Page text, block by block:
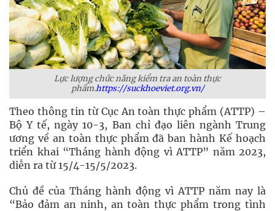
Lực lượng chức năng kiểm tra an toàn thực
phẩm.https://suckhoeviet.org.vn/
Theo thông tin từ Cục An toàn thực phẩm (ATTP) –
Bộ Y tế, ngày 10-3, Ban chỉ đạo liên ngành Trung
ương về an toàn thực phẩm đã ban hành Kế hoạch
triển khai “Tháng hành động vì ATTP” năm 2023,
diễn ra từ 15/4-15/5/2023.
Chủ đề của Tháng hành động vì ATTP năm nay là
“Bảo đảm an ninh, an toàn thực phẩm trong tình